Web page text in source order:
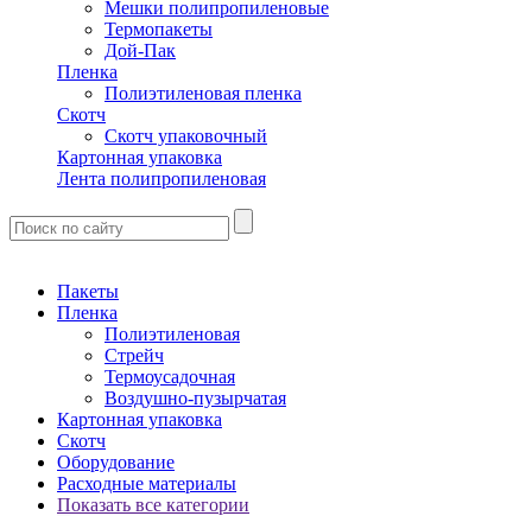
Мешки полипропиленовые
Термопакеты
Дой-Пак
Пленка
Полиэтиленовая пленка
Скотч
Скотч упаковочный
Картонная упаковка
Лента полипропиленовая
Пакеты
Пленка
Полиэтиленовая
Стрейч
Термоусадочная
Воздушно-пузырчатая
Картонная упаковка
Скотч
Оборудование
Расходные материалы
Показать все категории